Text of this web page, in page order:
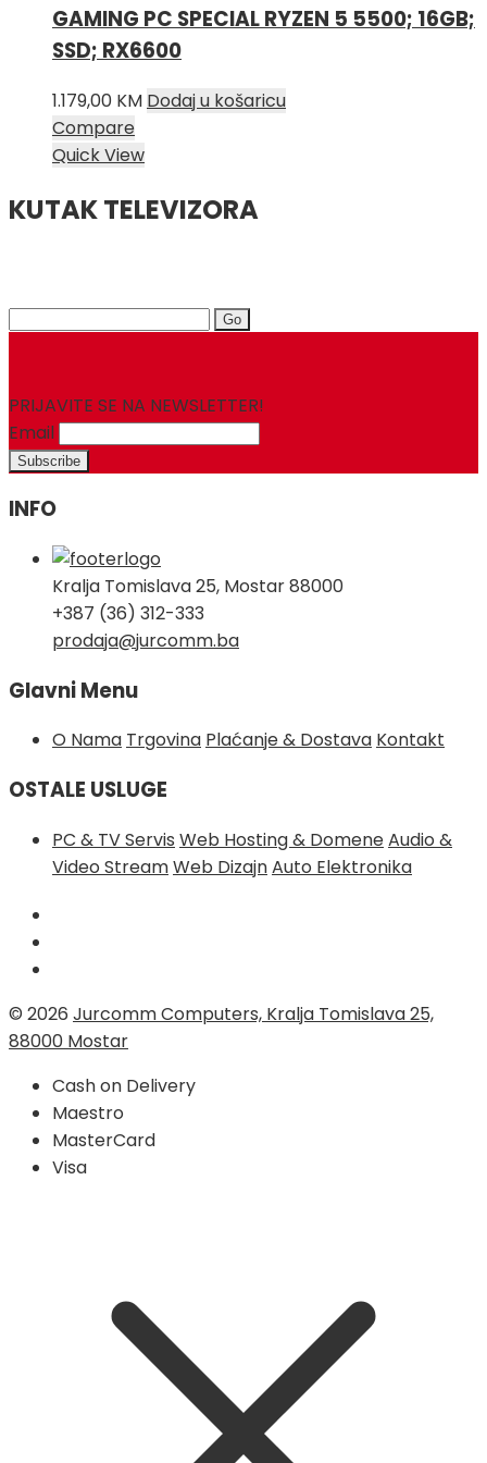
GAMING PC SPECIAL RYZEN 5 5500; 16GB;
SSD; RX6600
1.179,00 KM Dodaj u košaricu
Compare
Quick View
KUTAK TELEVIZORA
Search
PRIJAVITE SE NA NEWSLETTER!
Email
INFO
Kralja Tomislava 25, Mostar 88000
+387 (36) 312-333
prodaja@jurcomm.ba
Glavni Menu
O Nama Trgovina Plaćanje & Dostava Kontakt
OSTALE USLUGE
PC & TV Servis Web Hosting & DomeneAudio &
Video StreamWeb DizajnAuto Elektronika
© 2026 Jurcomm Computers, Kralja Tomislava 25,
88000 Mostar
Cash on Delivery
Maestro
MasterCard
Visa